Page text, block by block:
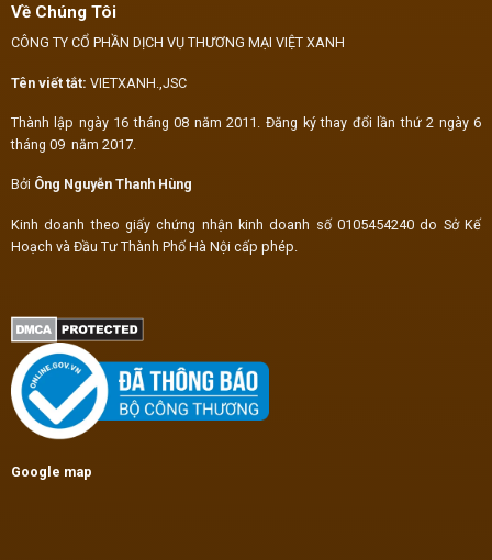
Về Chúng Tôi
CÔNG TY CỔ PHẦN DỊCH VỤ THƯƠNG MẠI VIỆT XANH
Tên viết tắt: VIETXANH.,JSC
Thành lập ngày 16 tháng 08 năm 2011. Đăng ký thay đổi lần thứ 2 ngày 6
tháng 09 năm 2017.
Bởi Ông Nguyễn Thanh Hùng
Kinh doanh theo giấy chứng nhận kinh doanh số 0105454240 do Sở Kế
Hoạch và Đầu Tư Thành Phố Hà Nội cấp phép.
Google map